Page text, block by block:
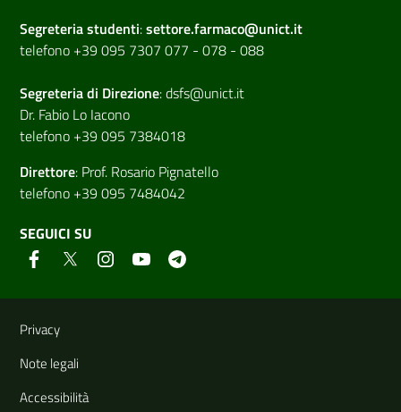
Segreteria studenti:settore.farmaco@unict.it
telefono +39 095 7307 077 - 078 - 088
Segreteria di Direzione:dsfs@unict.it
Dr. Fabio Lo Iacono
telefono +39 095 7384018
Direttore: Prof. Rosario Pignatello
telefono +39 095 7484042
SEGUICI SU
Link e informazioni utili
Privacy
Note legali
Accessibilità